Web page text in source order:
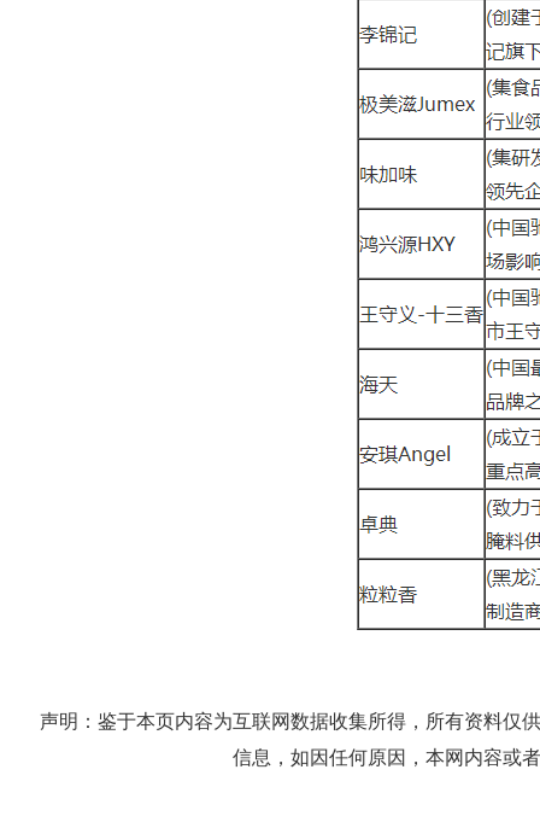
声明：鉴于本页内容为互联网数据收集所得，所有资料仅
信息，如因任何原因，本网内容或